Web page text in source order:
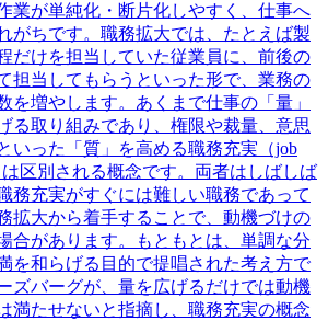
業が単純化・断片化しやすく、仕事へ
がちです。職務拡大では、たとえば製
だけを担当していた従業員に、前後の
担当してもらうといった形で、業務の
を増やします。あくまで仕事の「量」
る取り組みであり、権限や裁量、意思
いった「質」を高める職務充実（job
は区別される概念です。両者はしばしば
務充実がすぐには難しい職務であって
拡大から着手することで、動機づけの
合があります。もともとは、単調な分
を和らげる目的で提唱された考え方で
ズバーグが、量を広げるだけでは動機
満たせないと指摘し、職務充実の概念